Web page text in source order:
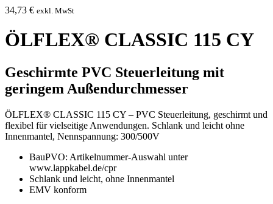
34,73 € exkl. MwSt
ÖLFLEX® CLASSIC 115 CY
Geschirmte PVC Steuerleitung mit
geringem Außendurchmesser
ÖLFLEX® CLASSIC 115 CY – PVC Steuerleitung, geschirmt und
flexibel für vielseitige Anwendungen. Schlank und leicht ohne
Innenmantel, Nennspannung: 300/500V
BauPVO: Artikelnummer-Auswahl unter
www.lappkabel.de/cpr
Schlank und leicht, ohne Innenmantel
EMV konform